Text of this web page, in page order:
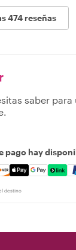
474 reseñas
saber para
pago hay
Amex,
destino